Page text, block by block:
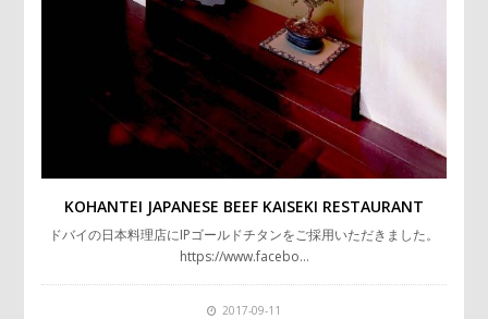
KOHANTEI JAPANESE BEEF KAISEKI RESTAURANT
ドバイの日本料理店にIPゴールドチタンをご採用いただきました。
https://www.facebo…
2017-09-11